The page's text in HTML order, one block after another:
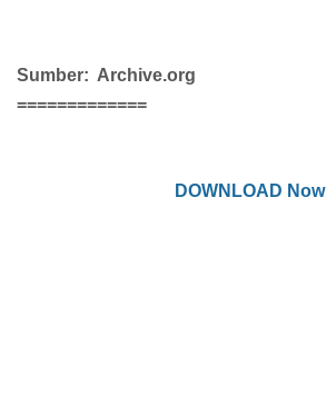
Sumber: Archive.org
=============
DOWNLOAD Now